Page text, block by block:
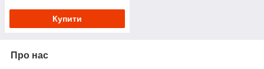
Купити
Про нас